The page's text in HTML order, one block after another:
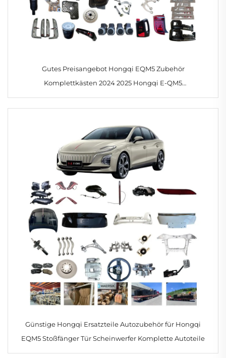
Gutes Preisangebot Hongqi EQM5 Zubehör
Komplettkästen 2024 2025 Hongqi E-QM5
Fahrzeugersatzteile Chinesischer Lieferant
Günstige Hongqi Ersatzteile Autozubehör für Hongqi
EQM5 Stoßfänger Tür Scheinwerfer Komplette Autoteile